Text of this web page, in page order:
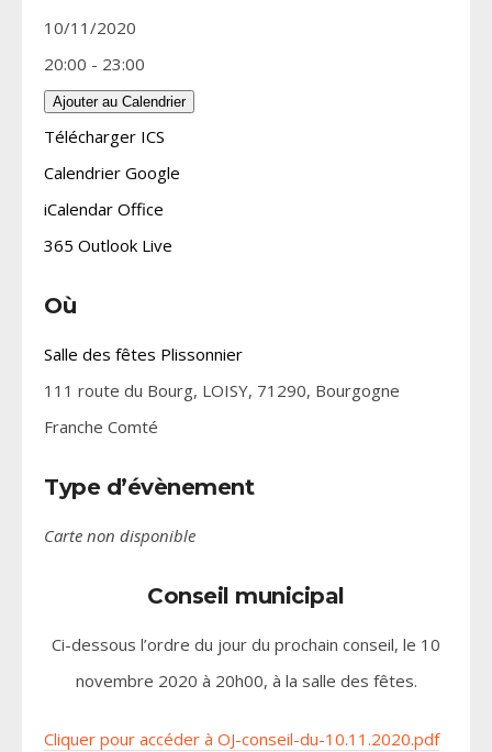
10/11/2020
20:00 - 23:00
Ajouter au Calendrier
Télécharger ICS
Calendrier Google
iCalendar Office
365 Outlook Live
Où
Salle des fêtes Plissonnier
111 route du Bourg, LOISY, 71290, Bourgogne
Franche Comté
Type d’évènement
Carte non disponible
Conseil municipal
Ci-dessous l’ordre du jour du prochain conseil, le 10
novembre 2020 à 20h00, à la salle des fêtes.
Cliquer pour accéder à OJ-conseil-du-10.11.2020.pdf